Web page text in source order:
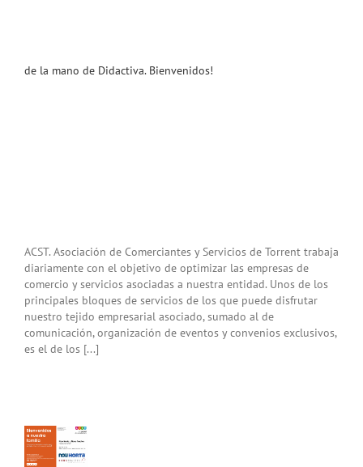
de la mano de Didactiva. Bienvenidos!
ACST. Asociación de Comerciantes y Servicios de Torrent trabaja
diariamente con el objetivo de optimizar las empresas de
comercio y servicios asociadas a nuestra entidad. Unos de los
principales bloques de servicios de los que puede disfrutar
nuestro tejido empresarial asociado, sumado al de
comunicación, organización de eventos y convenios exclusivos,
es el de los [...]